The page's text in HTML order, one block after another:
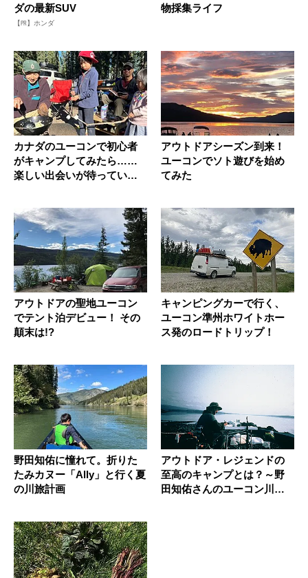
ダの最新SUV
【PR】ホンダ
物採集ライフ
カナダのユーコンで初心者
がキャンプしてみたら……
楽しい出会いが待ってい
アウトドアシーズン到来！
ユーコンでソト遊びを始め
てみた
アウトドアの聖地ユーコン
でテント泊デビュー！ その
顛末は!?
キャンピングカーで行く、
ユーコン準州ホワイトホー
ス発のロードトリップ！
野田知佑に憧れて。折りた
たみカヌー「Ally」と行く夏
の川旅計画
アウトドア・レジェンドの
至高のキャンプとは？～野
田知佑さんのユーコン川キ